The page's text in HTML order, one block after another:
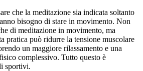
che la meditazione sia indicata soltanto
bisogno di stare in movimento. Non
di meditazione in movimento, ma
pratica può ridurre la tensione muscolare
un maggiore rilassamento e una
complessivo. Tutto questo è
sportivi.